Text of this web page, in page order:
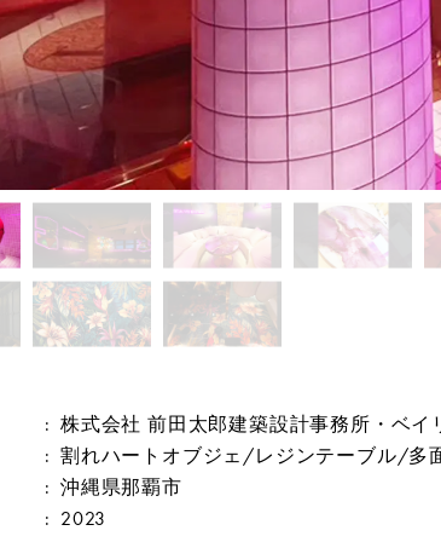
: 株式会社 前田太郎建築設計事務所・ベイ
: 割れハートオブジェ/レジンテーブル/多
: 沖縄県那覇市
: 2023